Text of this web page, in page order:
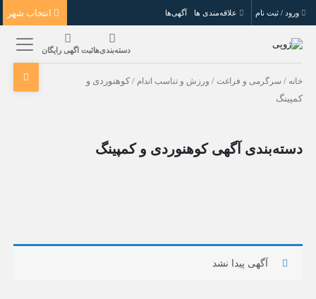
ورود / ثبت نام علاقه‌مندی ها آگهی‌ها
دسته‌بندی‌هاثبت اگهی رایگان
خانه / سرگرمی و فراغت / ورزش و تناسب اندام / کوهنوردی و
کمپینگ
دسته‌بندی آگهی کوهنوردی و کمپینگ
آگهی پیدا نشد